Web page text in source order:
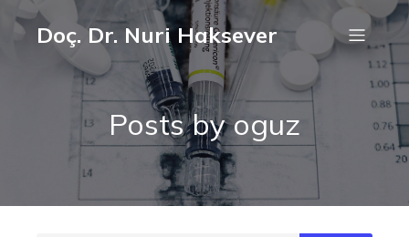
Doç. Dr. Nuri Haksever
Posts byoguz